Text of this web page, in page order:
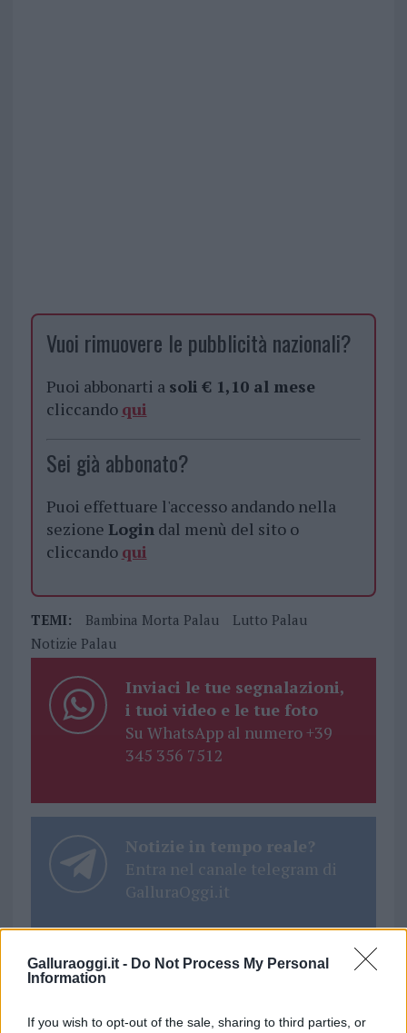
Galluraoggi.it - Do Not Process My Personal
Information
If you wish to opt-out of the sale, sharing to third parties, or
Vuoi rimuovere le pubblicità nazionali?
Puoi abbonarti a soli € 1,10 al mese
cliccando qui
Sei già abbonato?
Puoi effettuare l'accesso andando nella
sezione Logindal menù del sito o
cliccando qui
TEMI: Bambina Morta Palau
Lutto Palau
Notizie Palau
Inviaci le tue segnalazioni,
i tuoi video e le tue foto
Su WhatsApp al numero +39
345 356 7512
Notizie in tempo reale?
Entra nel canale telegram di
GalluraOggi.it